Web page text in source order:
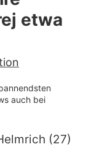
etwa
auch bei
(27)